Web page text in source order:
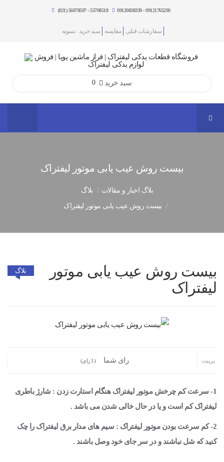
(021) 56078597 - 55708518 09120838339 - 09121765290
سفارشات قبلی مقایسه سبد خرید تسویه
سبد خرید 0
بیست روش عیب یابی موتور لیفتراک
بلاگ اخبار و مقالات بلاگ
بیست روش عیب یابی موتور لیفتراک
بلاگ
بیست روش عیب یابی موتور
لیفتراک
رای شما (1 رای) پرینت
1- سرعت کم چرخش موتور لیفتراک هنگام استارت زدن : شارژ باطری
لیفتراک کم است و یا در حال خالی شدن می باشد .
2- کم سرعت بودن موتور لیفتراک : سیم های مدار برق لیفتراک را چک
کنید که شل نباشند و در سر جای خود وصل باشند .